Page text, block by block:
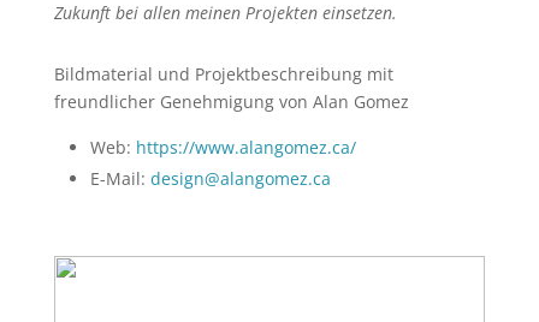
Zukunft bei allen meinen Projekten einsetzen.
Bildmaterial und Projektbeschreibung mit
freundlicher Genehmigung von Alan Gomez
Web: https://www.alangomez.ca/
E-Mail: design@alangomez.ca